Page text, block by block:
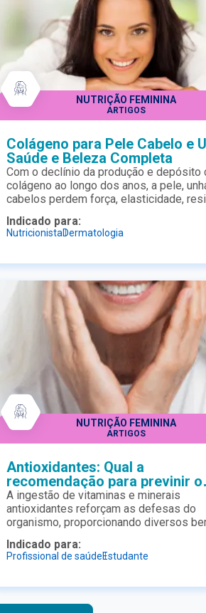
NUTRIÇÃO FEMININA
ARTIGOS
Colágeno para Pele Cabelo e
Saúde e Beleza Completa
Com o declínio da produção e depósito
colágeno ao longo dos anos, a pele, unhas e
cabelos perdem força, elasticidade,
aparentar sinais claros de
Conheça os benefícios do colágeno
e reverter essa condição.
Indicado para:
NutricionistaDermatologia
NUTRIÇÃO FEMININA
ARTIGOS
Antioxidantes: Qual a
recomendação para previnir o
envelhecimento da pele
A ingestão de vitaminas e minerais
antioxidantes reforçam as defesas do
organismo, proporcionando diversos
Quando devemos suplementar o
a quantidade recomendada? Confira.
Indicado para:
Profissional de saúdeEstudante